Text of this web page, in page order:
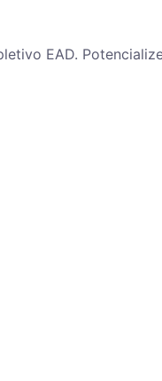
EAD.